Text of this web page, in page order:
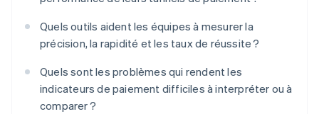
Quels outils aident les équipes à mesurer la
précision, la rapidité et les taux de réussite ?
Quels sont les problèmes qui rendent les
indicateurs de paiement difficiles à interpréter ou à
comparer ?